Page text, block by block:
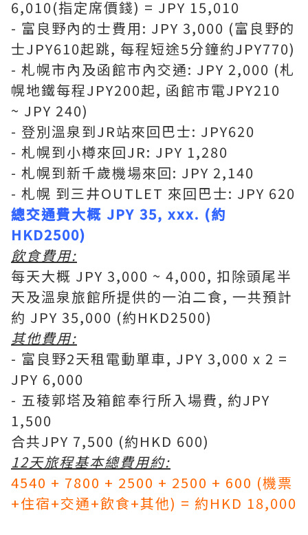
6,010(指定席價錢) = JPY 15,010
- 富良野內的士費用: JPY 3,000 (富良野的
士JPY610起跳, 每程短途5分鐘約JPY770)
- 札幌市內及函館市內交通: JPY 2,000 (札
幌地鐵每程JPY200起, 函館市電JPY210
~ JPY 240)
- 登別溫泉到JR站來回巴士: JPY620
- 札幌到小樽來回JR: JPY 1,280
- 札幌到新千歲機場來回: JPY 2,140
- 札幌 到三井OUTLET 來回巴士: JPY 620
總交通費大概 JPY 35, xxx. (約
HKD2500)
飲食費用:
每天大概 JPY 3,000 ~ 4,000, 扣除頭尾半
天及溫泉旅館所提供的一泊二食, 一共預計
約 JPY 35,000 (約HKD2500)
其他費用:
- 富良野2天租電動單車, JPY 3,000 x 2 =
JPY 6,000
- 五稜郭塔及箱館奉行所入場費, 約JPY
1,500
合共JPY 7,500 (約HKD 600)
12天旅程基本總費用約:
4540 + 7800 + 2500 + 2500 + 600 (機票
+住宿+交通+飲食+其他) = 約HKD 18,000